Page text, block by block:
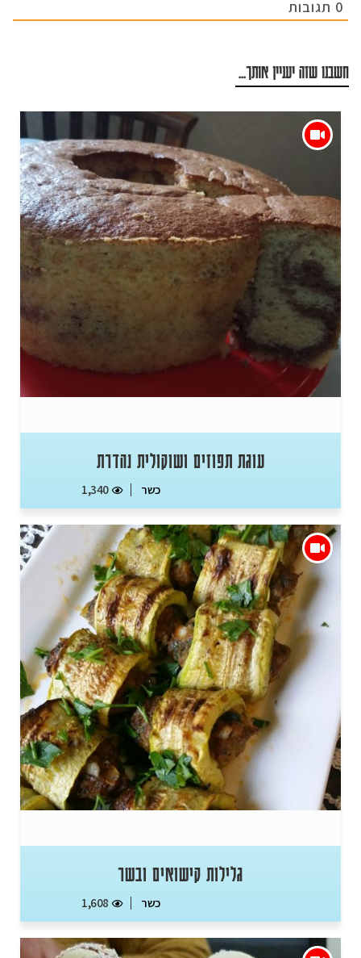
0 תגובות
חשבנו שזה יעניין אותך...
עוגת תפוזים ושוקולית נהדרת
כשר 1,340
גלילות קישואים ובשר
כשר 1,608